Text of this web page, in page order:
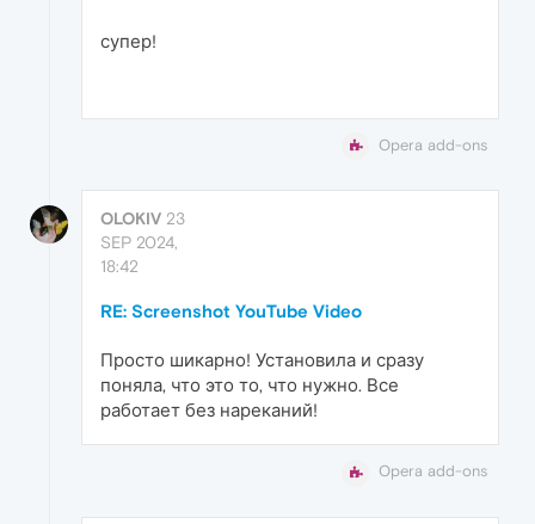
супер!
Opera add-ons
OLOKIV 23
SEP 2024,
18:42
RE: Screenshot YouTube Video
Просто шикарно! Установила и сразу
поняла, что это то, что нужно. Все
работает без нареканий!
Opera add-ons